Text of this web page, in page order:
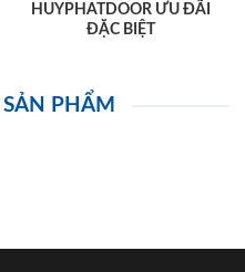
HUYPHATDOOR ƯU ĐÃI
ĐẶC BIỆT
PHẨM